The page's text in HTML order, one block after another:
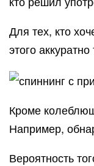
Для тех, кто
этого
Кроме
Например,
Вероятность